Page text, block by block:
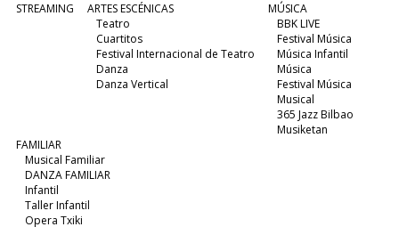
STREAMING
ARTES ESCÉNICAS
Teatro
Cuartitos
Festival Internacional de Teatro
Danza
Danza Vertical
MÚSICA
BBK LIVE
Festival Música
Música Infantil
Música
Festival Música
Musical
365 Jazz Bilbao
Musiketan
FAMILIAR
Musical Familiar
DANZA FAMILIAR
Infantil
Taller Infantil
Opera Txiki